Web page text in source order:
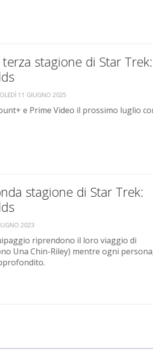
stagione di Star Trek:
11 GIUGNO 2025
e Prime Video il prossimo luglio
stagione di Star Trek:
2023
riprendono il loro viaggio di
Una Chin-Riley) mentre ogni